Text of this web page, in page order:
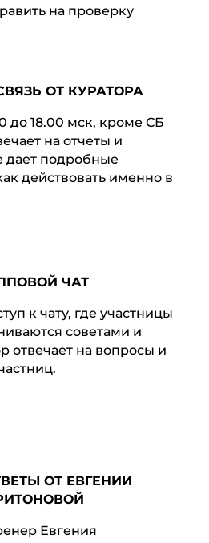
на проверку
ОТ КУРАТОРА
до 18.00 мск, кроме СБ
на отчеты и
дает подробные
действовать именно в
ЧАТ
к чату, где участницы
советами и
отвечает на вопросы и
ОТ ЕВГЕНИИ
Евгения